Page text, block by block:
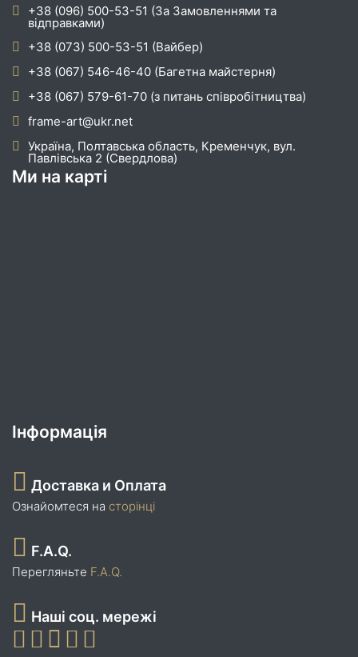
+38 (096) 500-53-51 (За Замовленнями та
відправками)
+38 (073) 500-53-51 (Вайбер)
+38 (067) 546-46-40 (Багетна майстерня)
+38 (067) 579-61-70 (з питань співробітництва)
frame-art@ukr.net
Україна, Полтавська область, Кременчук, вул.
Павлівська 2 (Свердлова)
Ми на карті
Інформація
Доставка и Оплата
Ознайомтеся на сторінці
F.A.Q.
Перегляньте F.A.Q.
Наші соц. мережі